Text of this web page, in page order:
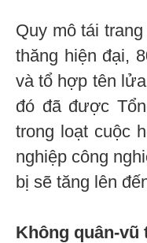
Quy mô tái
thăng hiện đại,
và tổ hợp tên
đó đã được
trong loạt cuộc
nghiệp công
bị sẽ tăng lên
Không quân-vũ